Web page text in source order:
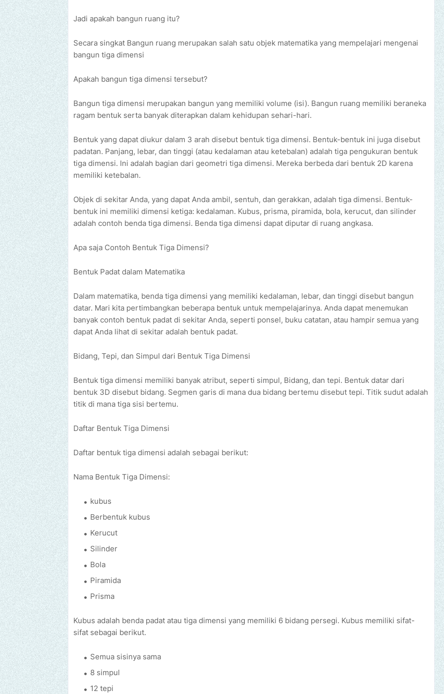
Jadi apakah bangun ruang itu?
Secara singkat Bangun ruang merupakan salah satu objek matematika yang mempelajari mengenai
bangun tiga dimensi
Apakah bangun tiga dimensi tersebut?
Bangun tiga dimensi merupakan bangun yang memiliki volume (isi). Bangun ruang memiliki beraneka
ragam bentuk serta banyak diterapkan dalam kehidupan sehari-hari.
Bentuk yang dapat diukur dalam 3 arah disebut bentuk tiga dimensi. Bentuk-bentuk ini juga disebut
padatan. Panjang, lebar, dan tinggi (atau kedalaman atau ketebalan) adalah tiga pengukuran bentuk
tiga dimensi. Ini adalah bagian dari geometri tiga dimensi. Mereka berbeda dari bentuk 2D karena
memiliki ketebalan.
Objek di sekitar Anda, yang dapat Anda ambil, sentuh, dan gerakkan, adalah tiga dimensi. Bentuk-
bentuk ini memiliki dimensi ketiga: kedalaman. Kubus, prisma, piramida, bola, kerucut, dan silinder
adalah contoh benda tiga dimensi. Benda tiga dimensi dapat diputar di ruang angkasa.
Apa saja Contoh Bentuk Tiga Dimensi?
Bentuk Padat dalam Matematika
Dalam matematika, benda tiga dimensi yang memiliki kedalaman, lebar, dan tinggi disebut bangun
datar. Mari kita pertimbangkan beberapa bentuk untuk mempelajarinya. Anda dapat menemukan
banyak contoh bentuk padat di sekitar Anda, seperti ponsel, buku catatan, atau hampir semua yang
dapat Anda lihat di sekitar adalah bentuk padat.
Bidang, Tepi, dan Simpul dari Bentuk Tiga Dimensi
Bentuk tiga dimensi memiliki banyak atribut, seperti simpul, Bidang, dan tepi. Bentuk datar dari
bentuk 3D disebut bidang. Segmen garis di mana dua bidang bertemu disebut tepi. Titik sudut adalah
titik di mana tiga sisi bertemu.
Daftar Bentuk Tiga Dimensi
Daftar bentuk tiga dimensi adalah sebagai berikut:
Nama Bentuk Tiga Dimensi:
kubus
Berbentuk kubus
Kerucut
Silinder
Bola
Piramida
Prisma
Kubus adalah benda padat atau tiga dimensi yang memiliki 6 bidang persegi. Kubus memiliki sifat-
sifat sebagai berikut.
Semua sisinya sama
8 simpul
12 tepi